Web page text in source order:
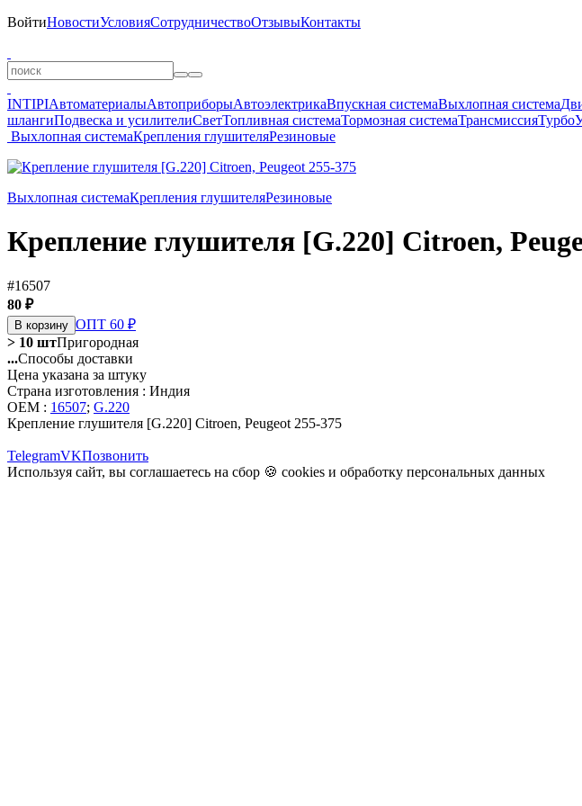
ВойтиНовостиУсловияСотрудничествоОтзывыКонтакты
INTIPIАвтоматериалыАвтоприборыАвтоэлектрикаВпускная системаВыхлопная система
шлангиПодвеска и усилителиСветТопливная системаТормозная системаТрансмиссияТурбо
Выхлопная системаКрепления глушителяРезиновые
Выхлопная системаКрепления глушителяРезиновые
Крепление глушителя [G.220] Citroen,
#16507
80 ₽
В корзину ОПТ 60 ₽
> 10 штПригородная
...Способы доставки
Цена указана за штуку
Страна изготовления : Индия
OEM : 16507; G.220
Крепление глушителя [G.220] Citroen, Peugeot 255-375
TelegramVKПозвонить
Используя сайт, вы соглашаетесь на сбор 🍪 cookies и обработку персональных данных